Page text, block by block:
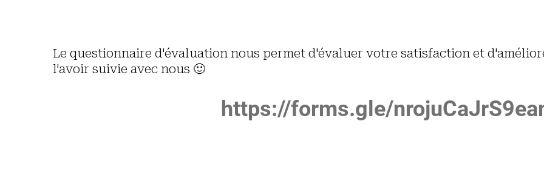
Le questionnaire d'évaluation nous permet d'évaluer votre satisfaction et
l'avoir suivie avec nous 🙂
https://forms.gle/